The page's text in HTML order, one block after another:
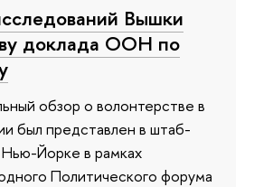
Вышки
доклада ООН по
обзор о волонтерстве в
был представлен в штаб-
Йорке в рамках
Политического форума